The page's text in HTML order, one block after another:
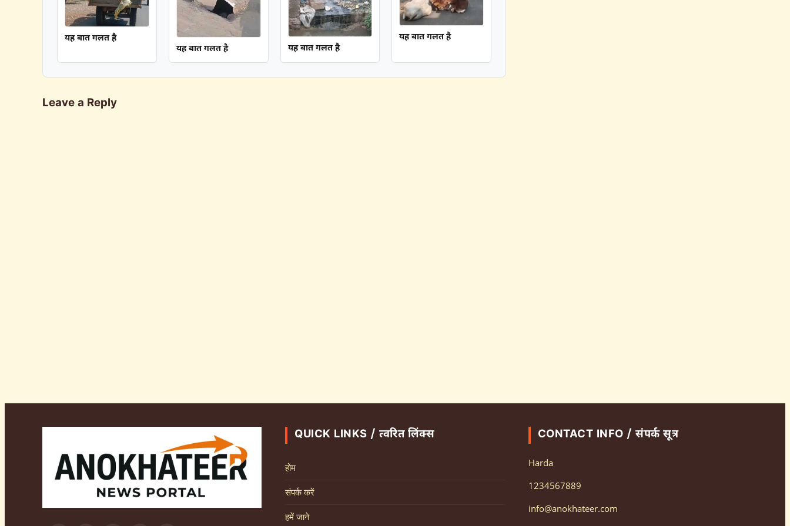
यह बात गलत है
यह बात गलत है
यह बात गलत है
यह बात गलत है
Leave a Reply
QUICK LINKS / त्वरित लिंक्स
होम
संपर्क करें
हमें जाने
CONTACT INFO / संपर्क सूत्र
Harda
1234567889
info@anokhateer.com